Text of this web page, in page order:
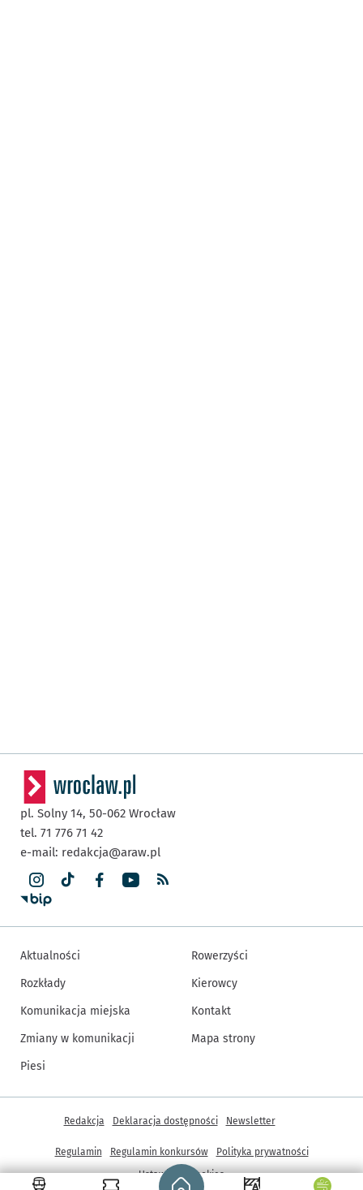
Strona główna - wroclaw.pl
pl. Solny 14, 50-062 Wrocław
tel. 71 776 71 42
e-mail: redakcja@araw.pl
Aktualności
Rozkłady
Komunikacja miejska
Zmiany w komunikacji
Piesi
Rowerzyści
Kierowcy
Kontakt
Mapa strony
Inne informacje
Redakcja Deklaracja dostępności Newsletter
Regulamin Regulamin konkursów
Polityka prywatności
Ustawienia cookies